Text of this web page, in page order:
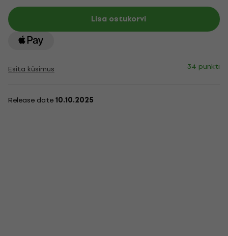
Lisa ostukorvi
Esita küsimus 34 punkti
Release date10.10.2025